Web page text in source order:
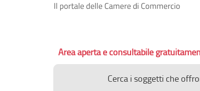
Area aperta e consultabile
Cerca i soggetti che